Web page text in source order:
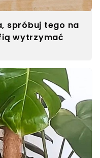
spróbuj tego na
wytrzymać